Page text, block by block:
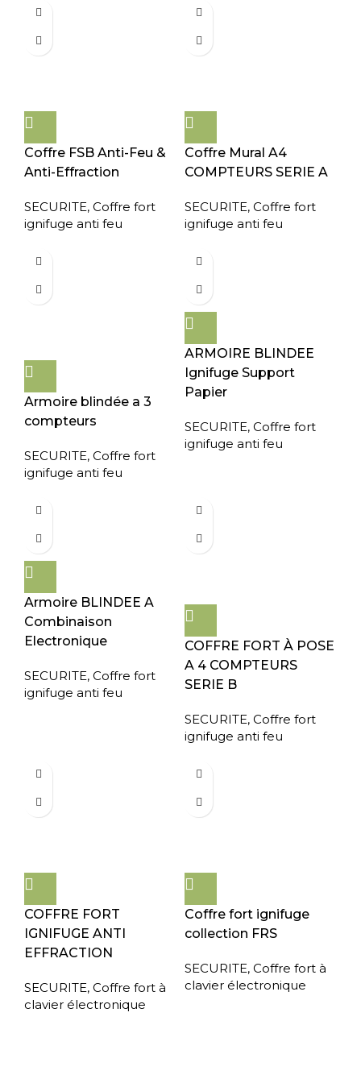
Coffre FSB Anti-Feu &
Anti-Effraction
SECURITE, Coffre fort
ignifuge anti feu
Coffre Mural A4
COMPTEURS SERIE A
SECURITE, Coffre fort
ignifuge anti feu
Armoire blindée a 3
compteurs
SECURITE, Coffre fort
ignifuge anti feu
ARMOIRE BLINDEE
Ignifuge Support
Papier
SECURITE, Coffre fort
ignifuge anti feu
Armoire BLINDEE A
Combinaison
Electronique
SECURITE, Coffre fort
ignifuge anti feu
COFFRE FORT À POSE
A 4 COMPTEURS
SERIE B
SECURITE, Coffre fort
ignifuge anti feu
COFFRE FORT
IGNIFUGE ANTI
EFFRACTION
SECURITE, Coffre fort à
clavier électronique
Coffre fort ignifuge
collection FRS
SECURITE, Coffre fort à
clavier électronique